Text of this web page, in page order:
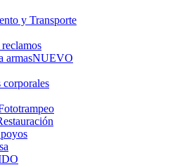
y Transporte
armasNUEVO
corporales